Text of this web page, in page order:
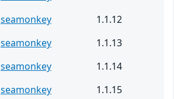
seamonkey
1.1.12
seamonkey
1.1.13
seamonkey
1.1.14
seamonkey
1.1.15